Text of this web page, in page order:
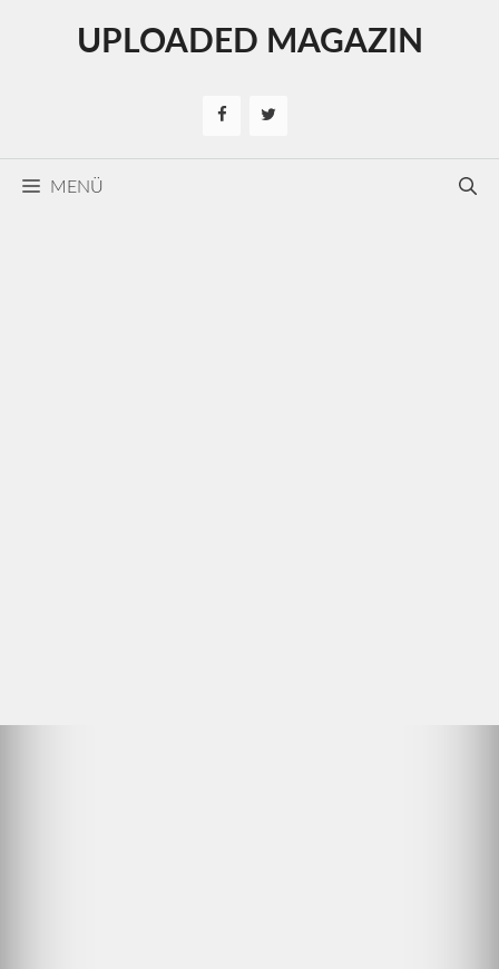
UPLOADED MAGAZIN
MENÜ